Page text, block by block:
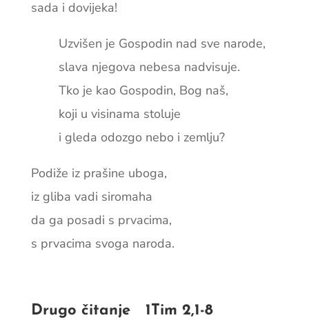
sada i dovijeka!
Uzvišen je Gospodin nad sve narode,
slava njegova nebesa nadvisuje.
Tko je kao Gospodin, Bog naš,
koji u visinama stoluje
i gleda odozgo nebo i zemlju?
Podiže iz prašine uboga,
iz gliba vadi siromaha
da ga posadi s prvacima,
s prvacima svoga naroda.
Drugo čitanje 1Tim 2,1-8